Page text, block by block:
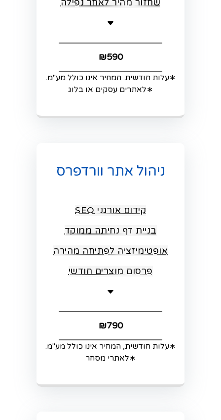
שחזור מהיר לאחר נפילה
₪590
∗עלות חודשית. המחיר אינו כולל מע"מ.
∗לאתרים עסקים או בלוג
ניהול אתר וורדפרס
קידום אורגני SEO
בניית דף נחיתה ממוקד
אופטימיזציה לפתיחה מהירה
פרסום מוצרים חודשי
₪790
∗עלות חודשית, המחיר אינו כולל מע"מ.
∗לאתרי מסחר